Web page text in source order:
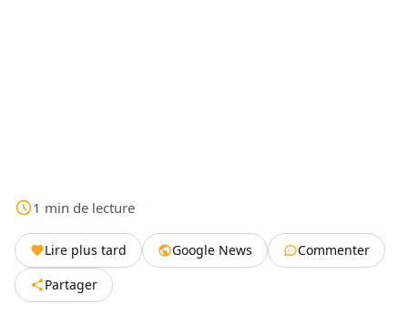
1 min de lecture
Lire plus tard Google News
Commenter
Partager